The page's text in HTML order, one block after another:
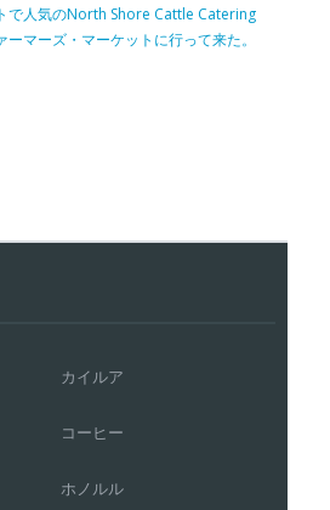
で人気のNorth Shore Cattle Catering
マーズ・マーケットに行って来た。
カイルア
コーヒー
ホノルル